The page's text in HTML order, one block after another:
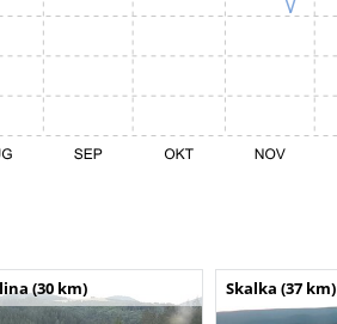
(30 km) Skalka (37 km)